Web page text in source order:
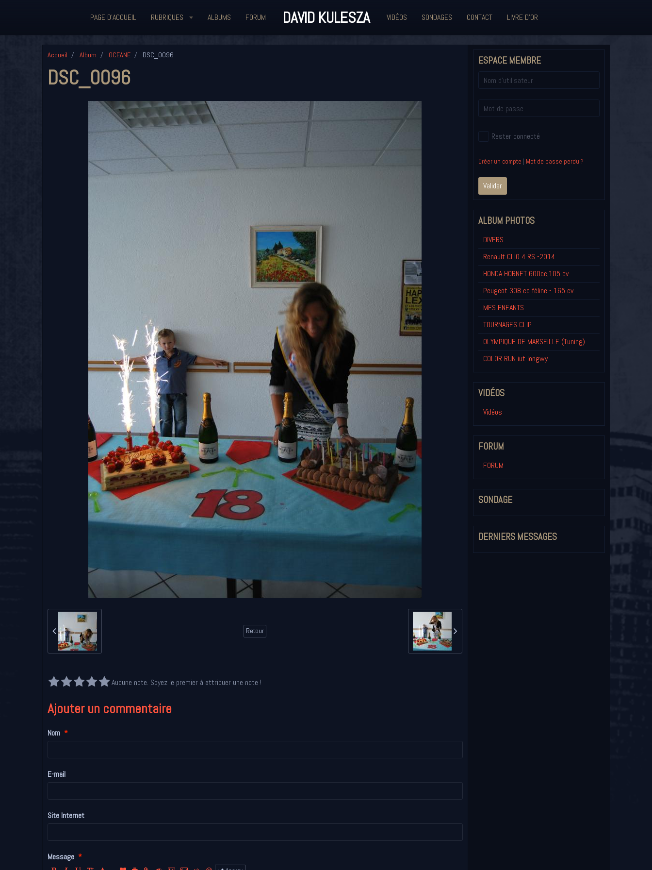
PAGE D'ACCUEIL RUBRIQUES ALBUMS FORUM DAVID KULESZA VIDÉOS SONDAGES CONTACT LIVRE D'OR
Accueil Album OCEANE DSC_0096
DSC_0096
Retour
Aucune note. Soyez le premier à attribuer une note !
Ajouter un commentaire
Nom
E-mail
Site Internet
Message
ESPACE MEMBRE
Rester connecté
Créer un compte | Mot de passe perdu ?
Valider
ALBUM PHOTOS
DIVERS
Renault CLIO 4 RS -2014
HONDA HORNET 600cc,105 cv
Peugeot 308 cc féline - 165 cv
MES ENFANTS
TOURNAGES CLIP
OLYMPIQUE DE MARSEILLE (Tuning)
COLOR RUN iut longwy
VIDÉOS
Vidéos
FORUM
FORUM
SONDAGE
DERNIERS MESSAGES